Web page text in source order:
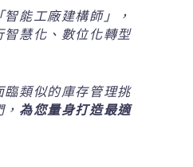
能工廠建構師」，
智慧化、數位化轉型
臨類似的庫存管理挑
為您量身打造最適